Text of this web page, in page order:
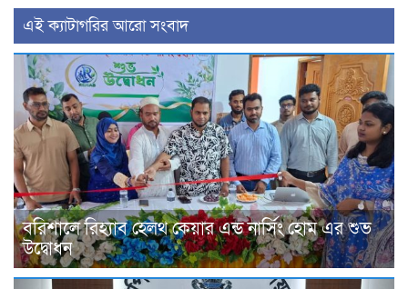
‍এই ক্যাটাগরির ‍আরো সংবাদ
বরিশালে রিহ্যাব হেলথ কেয়ার এন্ড নার্সিং হোম এর শুভ
উদ্বোধন